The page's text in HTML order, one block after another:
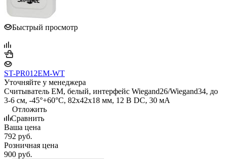
Быстрый просмотр
ST-PR012EM-WT
Уточняйте у менеджера
Считыватель EM, белый, интерфейс Wiegand26/Wiegand34, до
3-6 см, -45°+60°С, 82х42х18 мм, 12 В DC, 30 мA
Отложить
Сравнить
Ваша цена
792 руб.
Розничная цена
900 руб.